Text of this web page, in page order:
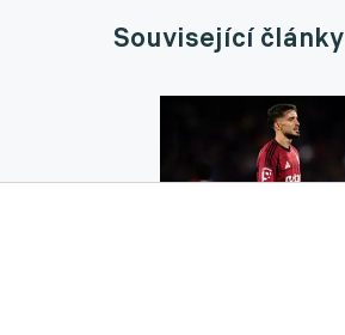
Související články